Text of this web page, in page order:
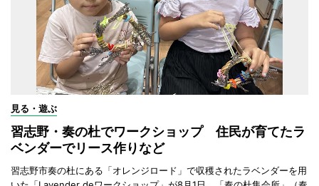
見る・遊ぶ
習志野・奏の杜でワークショップ 住民が育てたラ
ベンダーでリース作りなど
習志野市奏の杜にある「オレンジロード」で収穫されたラベンダーを用